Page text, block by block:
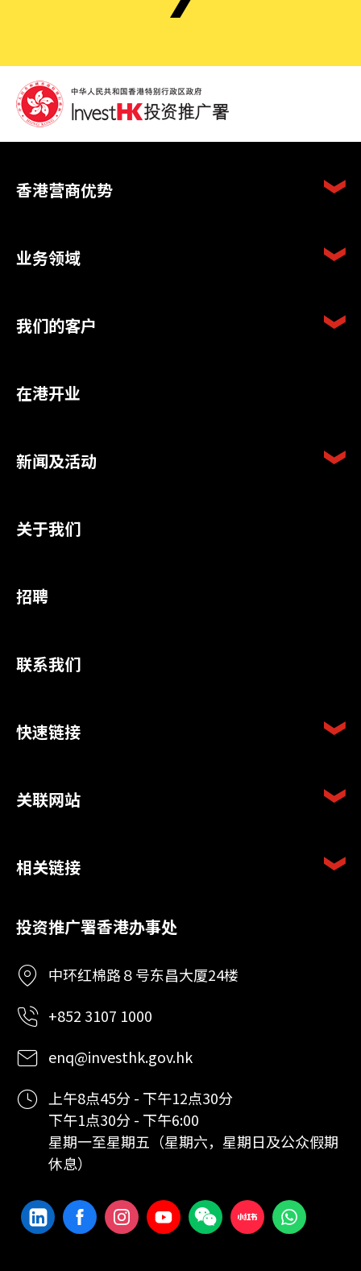
香港营商优势
业务领域
我们的客户
在港开业
新闻及活动
关于我们
招聘
联系我们
快速链接
关联网站
相关链接
投资推广署香港办事处
中环红棉路８号东昌大厦24楼
+852 3107 1000
enq@investhk.gov.hk
上午8点45分 - 下午12点30分
下午1点30分 - 下午6:00
星期一至星期五（星期六，星期日及公众假期
休息）